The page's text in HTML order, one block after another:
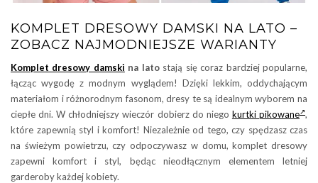
KOMPLET DRESOWY DAMSKI NA LATO –
ZOBACZ NAJMODNIEJSZE WARIANTY
Komplet dresowy damski na latostają się coraz bardziej popularne,
łącząc wygodę z modnym wyglądem! Dzięki lekkim, oddychającym
materiałom i różnorodnym fasonom, dresy te są idealnym wyborem na
ciepłe dni. W chłodniejszy wieczór dobierz do niego kurtki pikowane ,
które zapewnią styl i komfort! Niezależnie od tego, czy spędzasz czas
na świeżym powietrzu, czy odpoczywasz w domu, komplet dresowy
zapewni komfort i styl, będąc nieodłącznym elementem letniej
garderoby każdej kobiety.